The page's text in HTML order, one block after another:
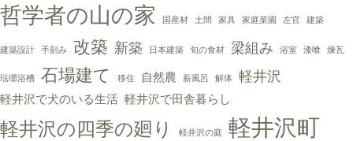
哲学者の山の家 国産材 土間 家具 家庭菜園 左官 建築
建築設計 手刻み 改築 新築 日本建築 旬の食材 梁組み 浴室 漆喰 煉瓦
琺瑯浴槽 石場建て 移住 自然農 薪風呂 解体 軽井沢
軽井沢で犬のいる生活 軽井沢で田舎暮らし
軽井沢の四季の廻り 軽井沢の庭 軽井沢町